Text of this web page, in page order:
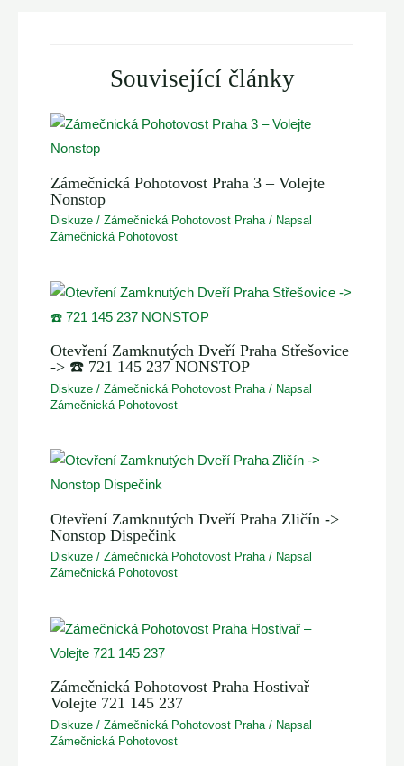
Související články
Zámečnická Pohotovost Praha 3 – Volejte
Nonstop
Diskuze /Zámečnická Pohotovost Praha/ Napsal
Zámečnická Pohotovost
Otevření Zamknutých Dveří Praha Střešovice
-> ☎️ 721 145 237 NONSTOP
Diskuze /Zámečnická Pohotovost Praha / Napsal
Zámečnická Pohotovost
Otevření Zamknutých Dveří Praha Zličín ->
Nonstop Dispečink
Diskuze /Zámečnická Pohotovost Praha/ Napsal
Zámečnická Pohotovost
Zámečnická Pohotovost Praha Hostivař –
Volejte 721 145 237
Diskuze /Zámečnická Pohotovost Praha / Napsal
Zámečnická Pohotovost